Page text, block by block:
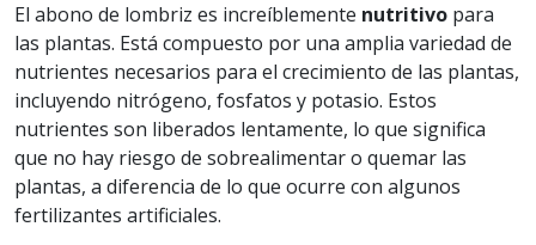
El abono de lombriz es increíblemente nutritivo para
las plantas. Está compuesto por una amplia variedad de
nutrientes necesarios para el crecimiento de las plantas,
incluyendo nitrógeno, fosfatos y potasio. Estos
nutrientes son liberados lentamente, lo que significa
que no hay riesgo de sobrealimentar o quemar las
plantas, a diferencia de lo que ocurre con algunos
fertilizantes artificiales.